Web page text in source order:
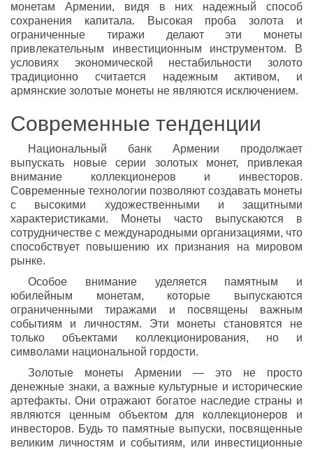
монетам Армении, видя в них надежный способ
сохранения капитала. Высокая проба золота и
ограниченные тиражи делают эти монеты
привлекательным инвестиционным инструментом. В
условиях экономической нестабильности золото
традиционно считается надежным активом, и
армянские золотые монеты не являются исключением.
Современные тенденции
Национальный банк Армении продолжает
выпускать новые серии золотых монет, привлекая
внимание коллекционеров и инвесторов.
Современные технологии позволяют создавать монеты
с высокими художественными и защитными
характеристиками. Монеты часто выпускаются в
сотрудничестве с международными организациями, что
способствует повышению их признания на мировом
рынке.
Особое внимание уделяется памятным и
юбилейным монетам, которые выпускаются
ограниченными тиражами и посвящены важным
событиям и личностям. Эти монеты становятся не
только объектами коллекционирования, но и
символами национальной гордости.
Золотые монеты Армении — это не просто
денежные знаки, а важные культурные и исторические
артефакты. Они отражают богатое наследие страны и
являются ценным объектом для коллекционеров и
инвесторов. Будь то памятные выпуски, посвященные
великим личностям и событиям, или инвестиционные